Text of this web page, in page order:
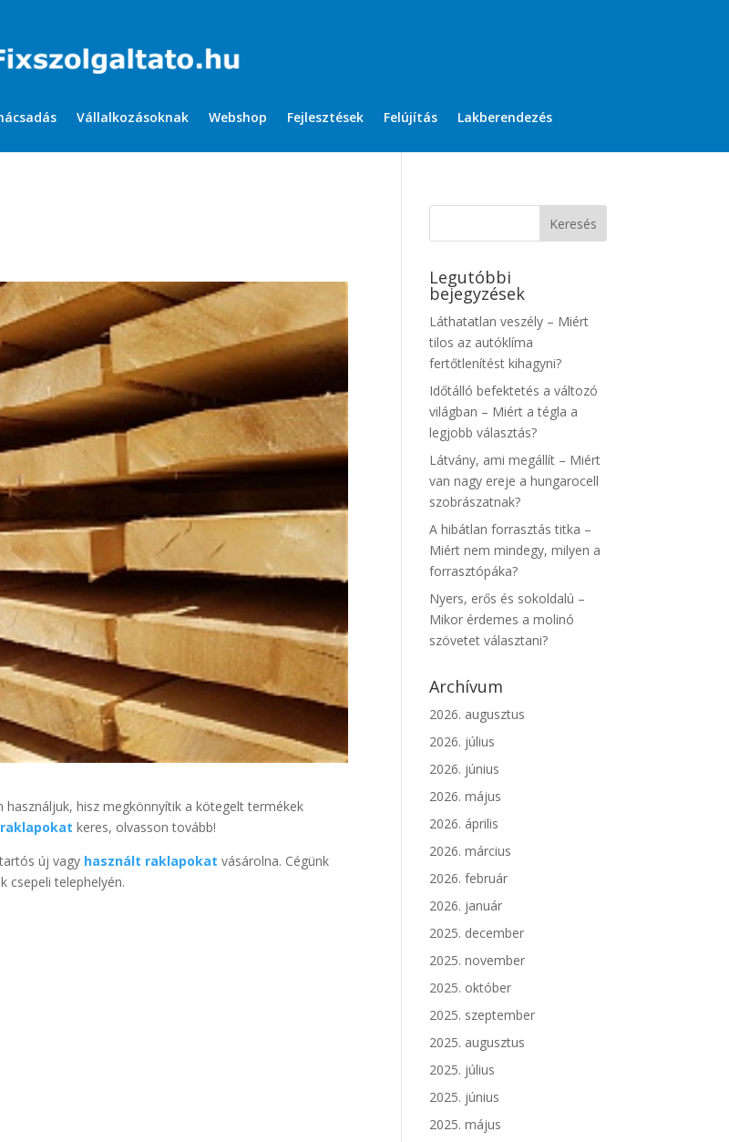
Vállalkozásoknak Webshop Fejlesztések Felújítás Lakberendezés
hisz megkönnyítik a kötegelt termékek
keres, olvasson tovább!
új vagy használt raklapokat vásárolna. Cégünk
csepeli telephelyén.
Legutóbbi
bejegyzések
Láthatatlan veszély – Miért
tilos az autóklíma
fertőtlenítést kihagyni?
Időtálló befektetés a változó
világban – Miért a tégla a
legjobb választás?
Látvány, ami megállít – Miért
van nagy ereje a hungarocell
szobrászatnak?
A hibátlan forrasztás titka –
Miért nem mindegy, milyen a
forrasztópáka?
Nyers, erős és sokoldalú –
Mikor érdemes a molinó
szövetet választani?
Archívum
2026. augusztus
2026. július
2026. június
2026. május
2026. április
2026. március
2026. február
2026. január
2025. december
2025. november
2025. október
2025. szeptember
2025. augusztus
2025. július
2025. június
2025. május